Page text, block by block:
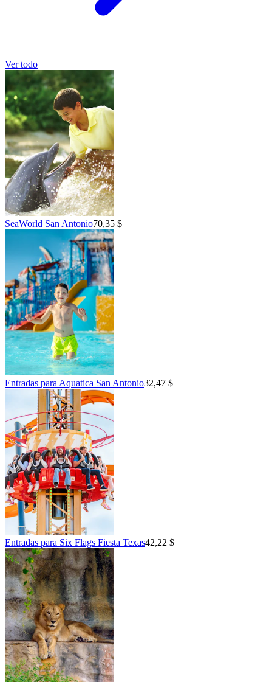
Ver todo
SeaWorld San Antonio70,35 $
Entradas para Aquatica San Antonio32,47 $
Entradas para Six Flags Fiesta Texas42,22 $